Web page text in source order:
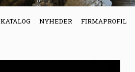
KATALOG NYHEDER FIRMAPROFIL